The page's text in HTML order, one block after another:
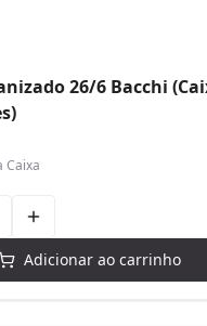
26/6 Bacchi
Caixa
Adicionar ao carrinho